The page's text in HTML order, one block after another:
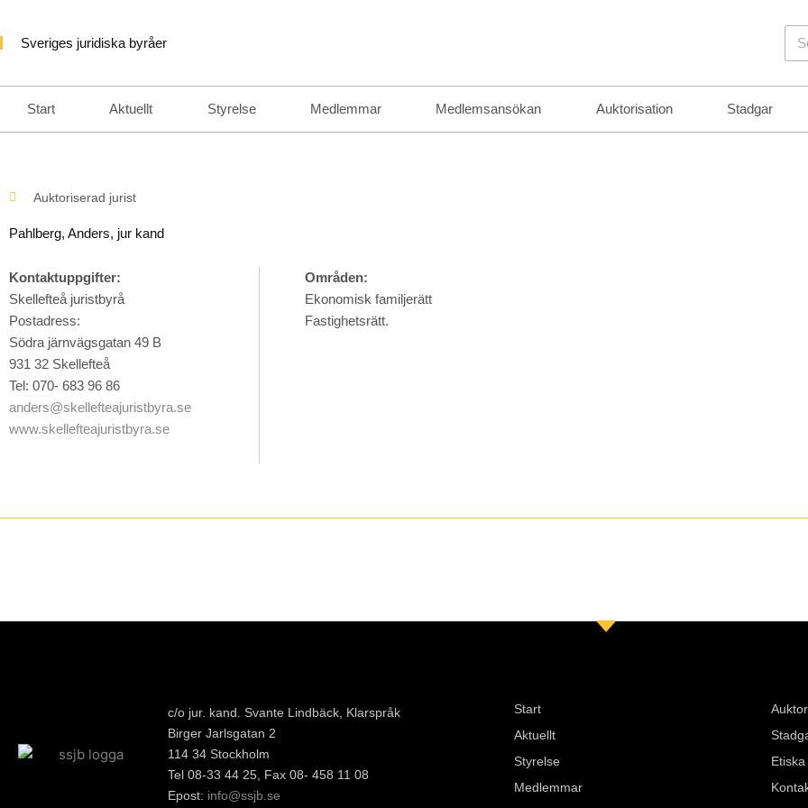
innehåll
Sveriges juridiska byråer Sök
Start Aktuellt Styrelse Medlemmar Medlemsansökan Auktorisation Stadgar
Auktoriserad jurist
Pahlberg, Anders, jur kand
Kontaktuppgifter:
Skellefteå juristbyrå
Postadress:
Södra järnvägsgatan 49 B
931 32 Skellefteå
Tel: 070- 683 96 86
anders@skellefteajuristbyra.se
www.skellefteajuristbyra.se
Områden:
Ekonomisk familjerätt
Fastighetsrätt.
c/o jur. kand. Svante Lindbäck, Klarspråk
Birger Jarlsgatan 2
114 34 Stockholm
Tel 08-33 44 25, Fax 08- 458 11 08
Epost: info@ssjb.se
Start
Aktuellt
Styrelse
Medlemmar